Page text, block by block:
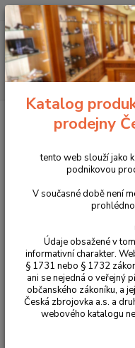
+420 225 375 800
Příslušenství, doplňky a
Koncovka kliky pro CZ 600 / 457
Koncovka
plastová
Katalog
prodejny
tento web slouží jako
podnikovou
V současné době není
Údaje obsažené v
informativní charakter.
§ 1731 nebo § 1732
ani se nejedná o veřejný
občanského zákoníku, a
Česká zbrojovka a.s. a
webového katalogu